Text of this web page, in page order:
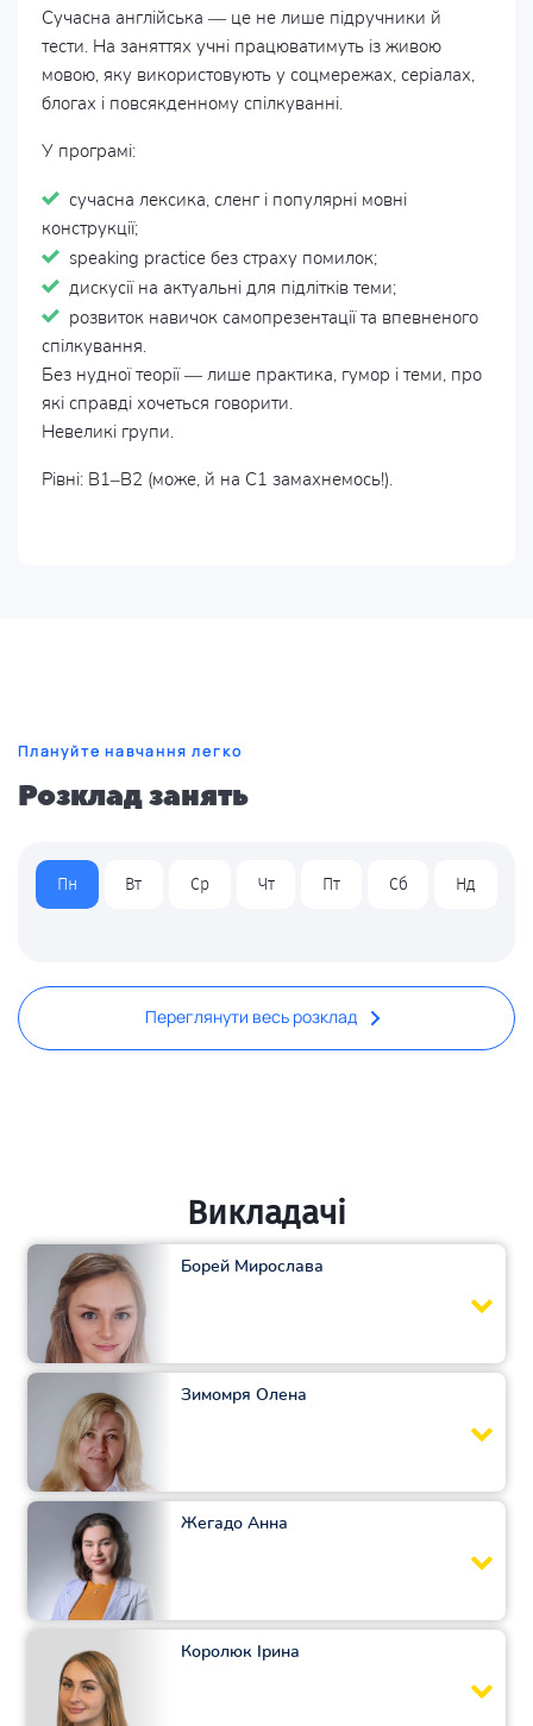
Сучасна англійська — це не лише підручники й
тести. На заняттях учні працюватимуть із живою
мовою, яку використовують у соцмережах, серіалах,
блогах і повсякденному спілкуванні.
У програмі:
сучасна лексика, сленг і популярні мовні
конструкції;
speaking practice без страху помилок;
дискусії на актуальні для підлітків теми;
розвиток навичок самопрезентації та впевненого
спілкування.
Без нудної теорії — лише практика, гумор і теми, про
які справді хочеться говорити.
Невеликі групи.
Рівні: B1–B2 (може, й на С1 замахнемось!).
Плануйте навчання легко
Розклад занять
Пн Вт Ср Чт Пт Сб Нд
Переглянути весь розклад
Викладачі
Борей Мирослава
Зимомря Олена
Жегадо Анна
Королюк Ірина